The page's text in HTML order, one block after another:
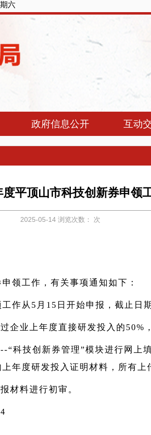
六
政府信息公开 互动
度平顶山市科技创新券申领
2025-05-14 浏览次数： 次
领工作，有关事项通知如下：
作从5月15日开始申报，截止日
企业上年度直接研发投入的50%
“科技创新券管理”模块进行网上
年度研发投入证明材料，所有上
材料进行初审。